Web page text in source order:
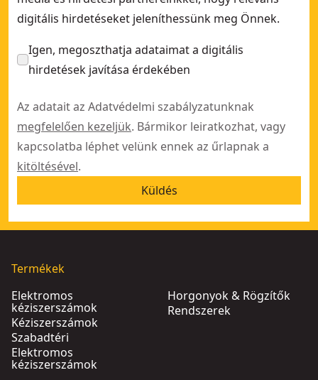
digitális hirdetéseket jeleníthessünk meg Önnek.
Igen, megoszthatja adataimat a digitális
hirdetések javítása érdekében
Az adatait az Adatvédelmi szabályzatunknak
megfelelően kezeljük. Bármikor leiratkozhat, vagy
kapcsolatba léphet velünk ennek az űrlapnak a
kitöltésével.
Küldés
Termékek
Elektromos
kéziszerszámok
Kéziszerszámok
Szabadtéri
Elektromos
kéziszerszámok
Horgonyok & Rögzítők
Rendszerek